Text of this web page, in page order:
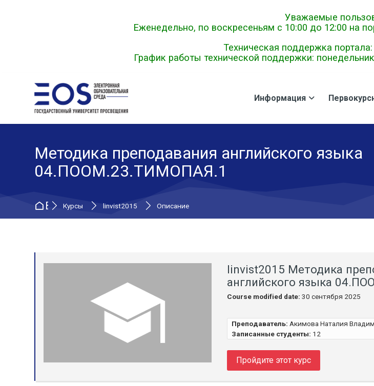
Уважаемые
Еженедельно, по воскресеньям с 10:00 до 12:00 на
Техническая поддержка портала:
График работы технической поддержки:
Информация
Методика преподавания английского языка
04.ПООМ.23.ТИМОПАЯ.1
В начало
Курсы linvist2015 Описание
linvist2015 Методика
английского языка
Course modified date: 30 сентября 2025
Преподаватель: Акимова Наталия
Записанные студенты: 12
Пройдите этот курс